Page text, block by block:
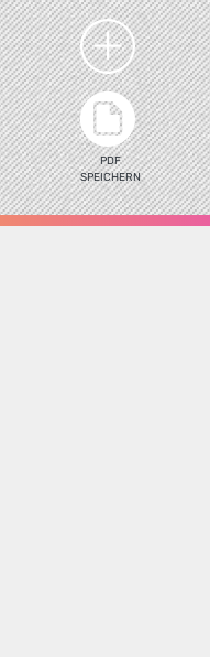
PDF
SPEICHERN